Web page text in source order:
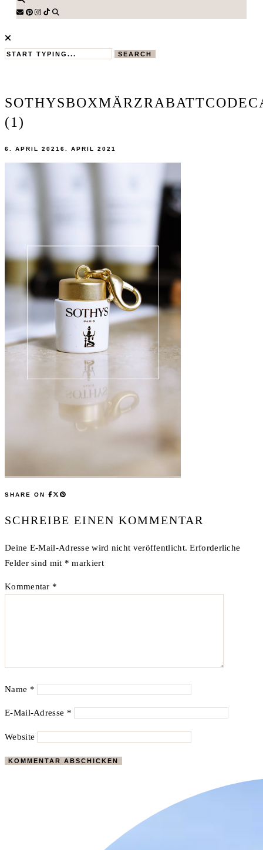
SEARCH
(1)
6. APRIL 2021 6. APRIL 2021
SHARE ON
SCHREIBE EINEN KOMMENTAR
Deine E-Mail-Adresse wird nicht veröffentlicht. Erforderliche
Felder sind mit * markiert
Kommentar *
Name *
E-Mail-Adresse *
Website